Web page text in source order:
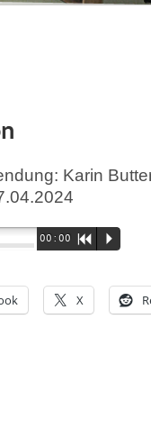
Karin
00:00 R P
X